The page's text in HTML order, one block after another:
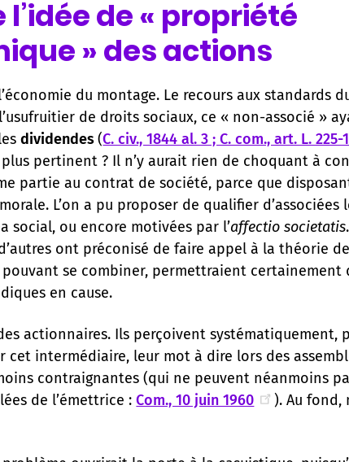
l’idée de « propriété
» des actions
du montage. Le recours aux standards
de droits sociaux, ce « non-associé »
dividendes(C. civ., 1844 al. 3 ; C. com., art. L. 225-
pertinent ? Il n’y aurait rien de choquant à
partie au contrat de société, parce que
L’on a pu proposer de qualifier d’associées
social, ou encore motivées par l’affectio societatis.
ont préconisé de faire appel à la théorie de
se combiner, permettraient certainement
en cause.
actionnaires. Ils perçoivent systématiquement,
cet intermédiaire, leur mot à dire lors des
contraignantes (qui ne peuvent néanmoins
de l’émettrice :Com., 10 juin 1960
). Au fond,